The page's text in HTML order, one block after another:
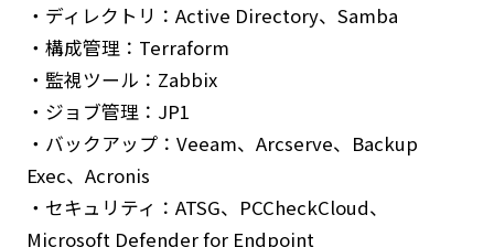
・ディレクトリ：Active Directory、Samba
・構成管理：Terraform
・監視ツール：Zabbix
・ジョブ管理：JP1
・バックアップ：Veeam、Arcserve、Backup
Exec、Acronis
・セキュリティ：ATSG、PCCheckCloud、
Microsoft Defender for Endpoint